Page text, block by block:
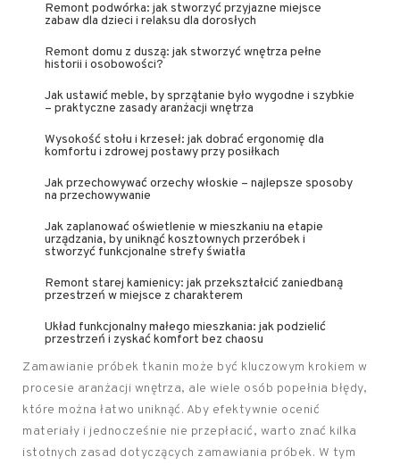
Remont podwórka: jak stworzyć przyjazne miejsce
zabaw dla dzieci i relaksu dla dorosłych
Remont domu z duszą: jak stworzyć wnętrza pełne
historii i osobowości?
Jak ustawić meble, by sprzątanie było wygodne i szybkie
– praktyczne zasady aranżacji wnętrza
Wysokość stołu i krzeseł: jak dobrać ergonomię dla
komfortu i zdrowej postawy przy posiłkach
Jak przechowywać orzechy włoskie – najlepsze sposoby
na przechowywanie
Jak zaplanować oświetlenie w mieszkaniu na etapie
urządzania, by uniknąć kosztownych przeróbek i
stworzyć funkcjonalne strefy światła
Remont starej kamienicy: jak przekształcić zaniedbaną
przestrzeń w miejsce z charakterem
Układ funkcjonalny małego mieszkania: jak podzielić
przestrzeń i zyskać komfort bez chaosu
Zamawianie próbek tkanin może być kluczowym krokiem w
procesie aranżacji wnętrza, ale wiele osób popełnia błędy,
które można łatwo uniknąć. Aby efektywnie ocenić
materiały i jednocześnie nie przepłacić, warto znać kilka
istotnych zasad dotyczących zamawiania próbek. W tym